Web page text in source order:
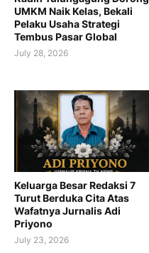
UMKM Naik Kelas, Bekali
Pelaku Usaha Strategi
Tembus Pasar Global
July 28, 2026
Keluarga Besar Redaksi 7
Turut Berduka Cita Atas
Wafatnya Jurnalis Adi
Priyono
July 23, 2026